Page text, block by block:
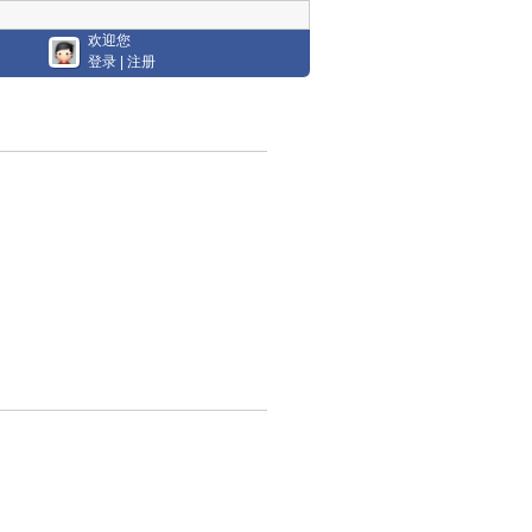
欢迎您
登录
注册